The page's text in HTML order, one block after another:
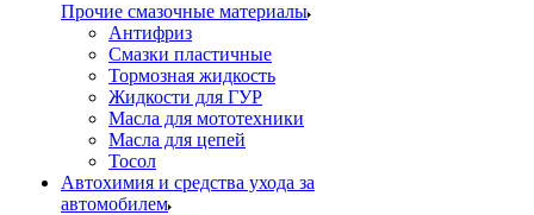
Прочие смазочные материалы
Антифриз
Смазки пластичные
Тормозная жидкость
Жидкости для ГУР
Масла для мототехники
Масла для цепей
Тосол
Автохимия и средства ухода за
автомобилем